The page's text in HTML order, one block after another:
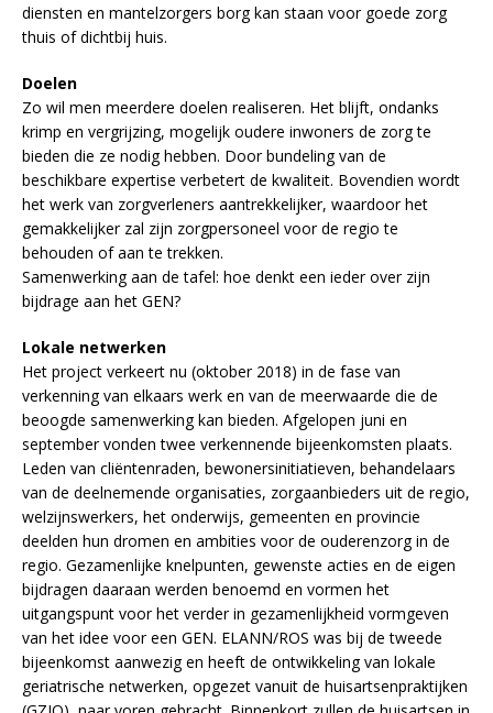
diensten en mantelzorgers borg kan staan voor goede zorg
thuis of dichtbij huis.
Doelen
Zo wil men meerdere doelen realiseren. Het blijft, ondanks
krimp en vergrijzing, mogelijk oudere inwoners de zorg te
bieden die ze nodig hebben. Door bundeling van de
beschikbare expertise verbetert de kwaliteit. Bovendien wordt
het werk van zorgverleners aantrekkelijker, waardoor het
gemakkelijker zal zijn zorgpersoneel voor de regio te
behouden of aan te trekken.
Samenwerking aan de tafel: hoe denkt een ieder over zijn
bijdrage aan het GEN?
Lokale netwerken
Het project verkeert nu (oktober 2018) in de fase van
verkenning van elkaars werk en van de meerwaarde die de
beoogde samenwerking kan bieden. Afgelopen juni en
september vonden twee verkennende bijeenkomsten plaats.
Leden van cliëntenraden, bewonersinitiatieven, behandelaars
van de deelnemende organisaties, zorgaanbieders uit de regio,
welzijnswerkers, het onderwijs, gemeenten en provincie
deelden hun dromen en ambities voor de ouderenzorg in de
regio. Gezamenlijke knelpunten, gewenste acties en de eigen
bijdragen daaraan werden benoemd en vormen het
uitgangspunt voor het verder in gezamenlijkheid vormgeven
van het idee voor een GEN. ELANN/ROS was bij de tweede
bijeenkomst aanwezig en heeft de ontwikkeling van lokale
geriatrische netwerken, opgezet vanuit de huisartsenpraktijken